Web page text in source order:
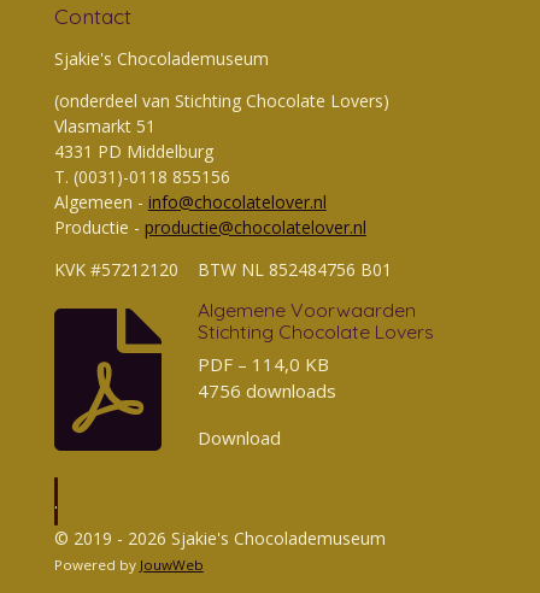
Contact
Sjakie's Chocolademuseum
(onderdeel van Stichting Chocolate Lovers)
Vlasmarkt 51
4331 PD Middelburg
T. (0031)-0118 855156
Algemeen - info@chocolatelover.nl
Productie - productie@chocolatelover.nl
KVK #57212120 BTW NL 852484756 B01
Algemene Voorwaarden
Stichting Chocolate Lovers
PDF – 114,0 KB
4756 downloads
Download
.
© 2019 - 2026 Sjakie's Chocolademuseum
Powered by JouwWeb